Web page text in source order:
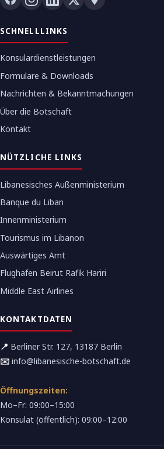
SCHNELLLINKS
Konsulardienstleistungen
Formulare & Downloads
Nachrichten & Bekanntmachungen
Über die Botschaft
Kontakt
NÜTZLICHE LINKS
Libanesisches Außenministerium
Banque du Liban
Innenministerium
Tourismus im Libanon
Auswärtiges Amt
Flughafen Beirut Rafik Hariri
Middle East Airlines
KONTAKTDATEN
📍 Berliner Str. 127, 13187 Berlin
✉️ info@libanesische-botschaft.de
Öffnungszeiten:
Mo–Fr: 09:00–15:00
Konsulat (öffentlich): 09:00–12:00